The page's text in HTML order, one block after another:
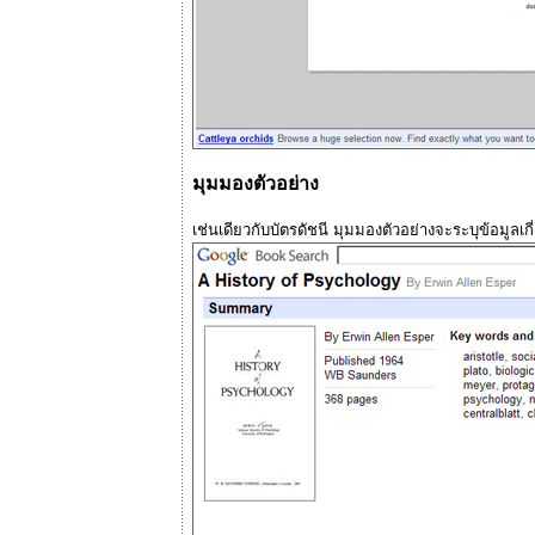
มุมมองตัวอย่าง
เช่นเดียวกับบัตรดัชนี มุมมองตัวอย่างจะระบุข้อมูล